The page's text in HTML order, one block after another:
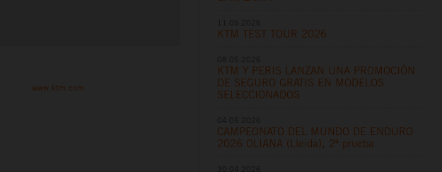
www.ktm.com
KTM TEST TOUR 2026
KTM Y PERIS LANZAN UNA PROMOCIÓN
DE SEGURO GRATIS EN MODELOS
SELECCIONADOS
CAMPEONATO DEL MUNDO DE ENDURO
2026 OLIANA (Lleida), 2ª prueba